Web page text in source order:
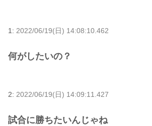
1: 2022/06/19(日) 14:08:10.462
何がしたいの？
2: 2022/06/19(日) 14:09:11.427
試合に勝ちたいんじゃね